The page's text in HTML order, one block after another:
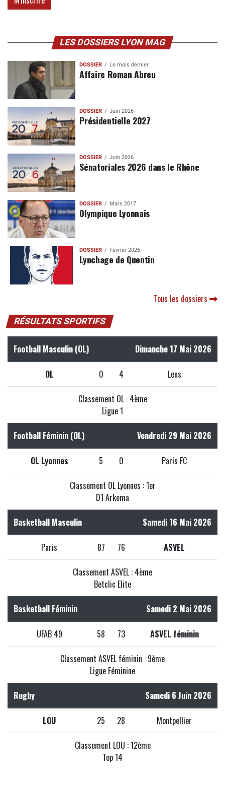
LES DOSSIERS LYON MAG
DOSSIER Le mois dernier
Affaire Roman Abreu
DOSSIER Juin 2026
Présidentielle 2027
DOSSIER Juin 2026
Sénatoriales 2026 dans le Rhône
DOSSIER Mars 2017
Olympique Lyonnais
DOSSIER Février 2026
Lynchage de Quentin
Tous les dossiers
RÉSULTATS SPORTIFS
Football Masculin (OL) Dimanche 17 Mai 2026
OL 0 4 Lens
Classement OL : 4ème
Ligue 1
Football Féminin (OL) Vendredi 29 Mai 2026
OL Lyonnes 5 0 Paris FC
Classement OL Lyonnes : 1er
D1 Arkema
Basketball Masculin Samedi 16 Mai 2026
Paris 87 76 ASVEL
Classement ASVEL : 4ème
Betclic Elite
Basketball Féminin Samedi 2 Mai 2026
UFAB 49 58 73 ASVEL féminin
Classement ASVEL féminin : 9ème
Ligue Féminine
Rugby Samedi 6 Juin 2026
LOU 25 28 Montpellier
Classement LOU : 12ème
Top 14